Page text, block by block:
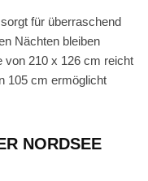
für überraschend
Nächten bleiben
von 210 x 126 cm reicht
105 cm ermöglicht
NORDSEE